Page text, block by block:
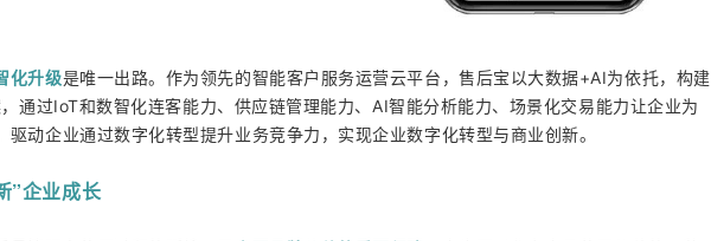
化升级是唯一出路。作为领先的智能客户服务运营云平台，售后宝以大数据+AI为依托，构建
通过IoT和数智化连客能力、供应链管理能力、AI智能分析能力、场景化交易能力让企业为
动企业通过数字化转型提升业务竞争力，实现企业数字化转型与商业创新。
”企业成长